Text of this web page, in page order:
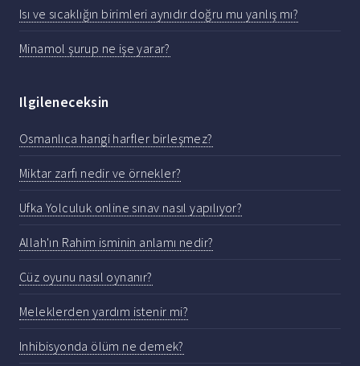
Isı ve sıcaklığın birimleri aynıdır doğru mu yanlış mı?
Minamol şurup ne işe yarar?
Ilgileneceksin
Osmanlıca hangi harfler birleşmez?
Miktar zarfı nedir ve örnekler?
Ufka Yolculuk online sınav nasıl yapılıyor?
Allah'ın Rahim isminin anlamı nedir?
Cüz oyunu nasıl oynanır?
Meleklerden yardım istenir mi?
Inhibisyonda ölüm ne demek?